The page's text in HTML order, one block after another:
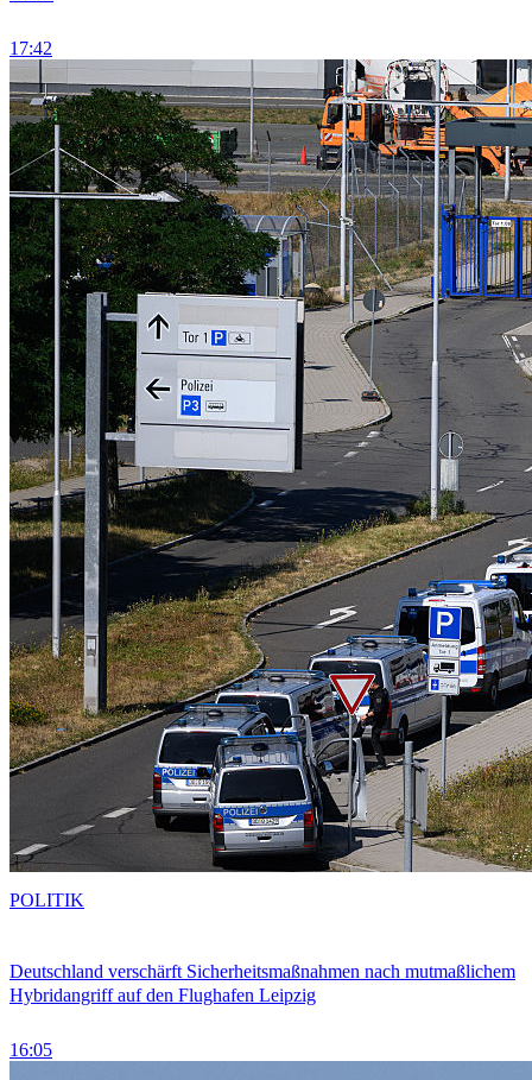
17:42
Deutschland verschärft Sicherheitsmaßnahmen nach mutmaßlichem
Hybridangriff auf den Flughafen Leipzig
16:05
POLITIK